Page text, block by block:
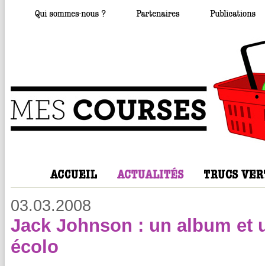
03.03.2008
Jack Johnson : un album et
écolo